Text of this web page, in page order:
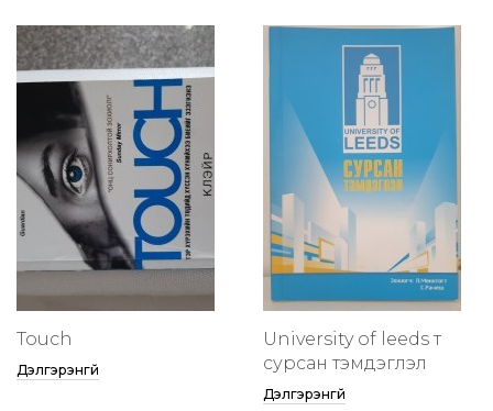
Touch
Дэлгэрэнгүй
University of leeds т
сурсан тэмдэглэл
Дэлгэрэнгүй